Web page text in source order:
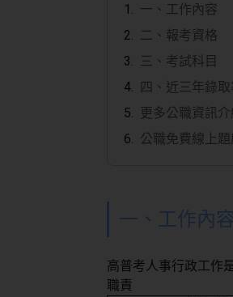
一、工作內容
二、報考資格
三、考試科目
四、近三年錄取
更多公職資訊介
公職免費線上
一、工作內容
高普考人事行政工作
職責